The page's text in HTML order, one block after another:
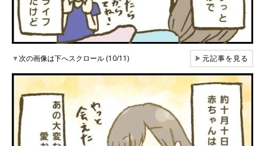
▼次の画像は下へスクロール (10/11) ▶元記事を見る